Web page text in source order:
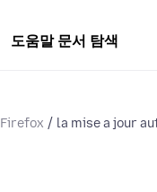
도움말 문서 탐색
Firefox la mise a jour